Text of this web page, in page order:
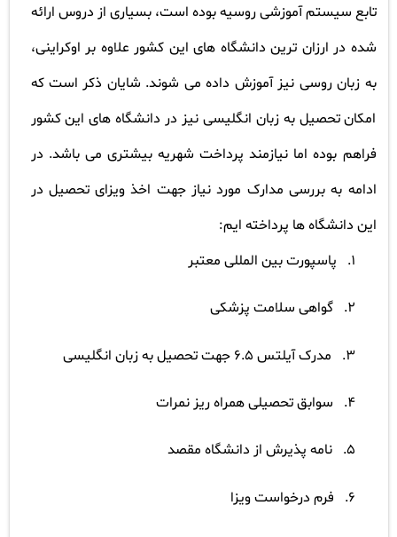
تابع سیستم آموزشی روسیه بوده است، بسیاری از دروس ارائه
شده در ارزان ترین دانشگاه های این کشور علاوه بر اوکراینی،
به زبان روسی نیز آموزش داده می شوند. شایان ذکر است که
امکان تحصیل به زبان انگلیسی نیز در دانشگاه های این کشور
فراهم بوده اما نیازمند پرداخت شهریه بیشتری می باشد. در
ادامه به بررسی مدارک مورد نیاز جهت اخذ ویزای تحصیل در
این دانشگاه ها پرداخته ایم:
1.
پاسپورت بین المللی معتبر
2. گواهی سلامت پزشکی
3. مدرک آیلتس 6.5 جهت تحصیل به زبان انگلیسی
4. سوابق تحصیلی همراه ریز نمرات
5. نامه پذیرش از دانشگاه مقصد
6. فرم درخواست ویزا